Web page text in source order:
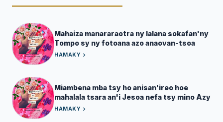
Mahaiza manararaotra ny lalana sokafan'ny
Tompo sy ny fotoana azo anaovan-tsoa
HAMAKY
Miambena mba tsy ho anisan'ireo hoe
mahalala tsara an'i Jesoa nefa tsy mino Azy
HAMAKY